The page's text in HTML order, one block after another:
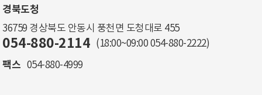
경북도청
36759 경상북도 안동시 풍천면 도청대로 455
054-880-2114 (18:00~09:00 054-880-2222)
팩스 054-880-4999